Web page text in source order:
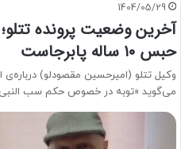
1404/05/29
آخرین وضعیت پرونده
حبس ۱۰ ساله پابرجاست
وکیل تتلو (امیرحسین مقصودلو)
می‌گوید «توبه در خصوص حکم سب